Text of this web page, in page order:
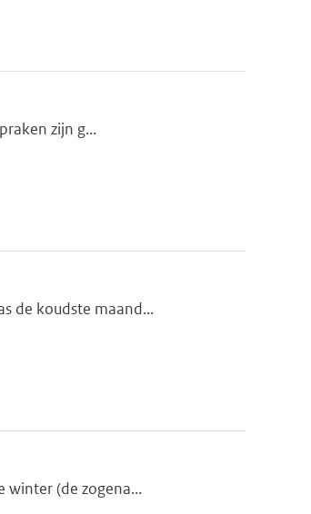
zijn g...
de koudste maand...
winter (de zogena...